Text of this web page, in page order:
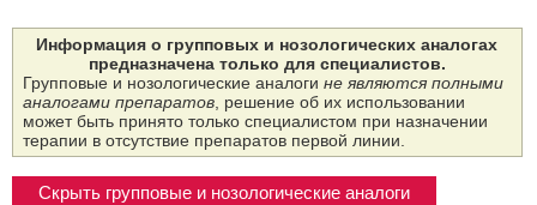
Информация о групповых и нозологических аналогах
предназначена только для специалистов.
Групповые и нозологические аналоги не являются полными
аналогами препаратов, решение об их использовании
может быть принято только специалистом при назначении
терапии в отсутствие препаратов первой линии.
Скрыть групповые и нозологические аналоги